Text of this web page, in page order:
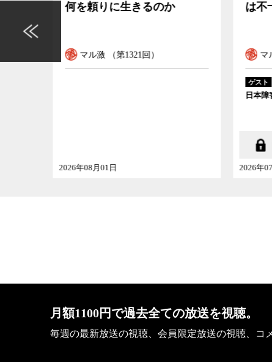
は不十分だ
マル激 （第1320回）
2026年07月25日
で
マ
ゲスト
国立
2026年
会社概要
月額1100円で過去全ての放送を視聴。
毎週の最新放送の視聴、会員限定放送の視聴、コ